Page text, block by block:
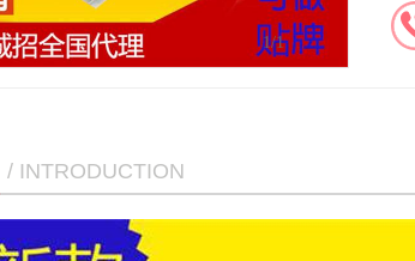
1/1
/ INTRODUCTION